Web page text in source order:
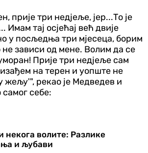
прије три недјеље, јер...То је
Имам тај осјећај већ двије
у посљедња три мјесеца, борим
зависи од мене. Волим да се
Прије три недјеље сам
на терен и уопште не
жељу'", рекао је Медведев и
себе:
некога волите: Разлике
и љубави